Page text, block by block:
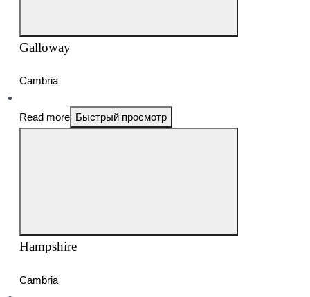
Galloway
Cambria
Read more Быстрый просмотр
Hampshire
Cambria